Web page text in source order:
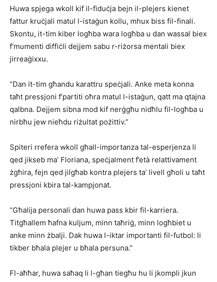
Huwa spjega wkoll kif il-fiduċja bejn il-plejers kienet
fattur kruċjali matul l-istaġun kollu, mhux biss fil-finali.
Skontu, it-tim kiber logħba wara logħba u dan wassal biex
f’mumenti diffiċli dejjem sabu r-riżorsa mentali biex
jirreaġixxu.
“Dan it-tim għandu karattru speċjali. Anke meta konna
taħt pressjoni f’partiti oħra matul l-istaġun, qatt ma qtajna
qalbna. Dejjem sibna mod kif nerġgħu nidħlu fil-logħba u
nirbħu jew nieħdu riżultat pożittiv.”
Spiteri rrefera wkoll għall-importanza tal-esperjenza li
qed jikseb ma’ Floriana, speċjalment f’età relattivament
żgħira, fejn qed jilgħab kontra plejers ta’ livell għoli u taħt
pressjoni kbira tal-kampjonat.
“Għalija personali dan huwa pass kbir fil-karriera.
Titgħallem ħafna kuljum, minn taħriġ, minn logħbiet u
anke minn żbalji. Dak huwa l-iktar importanti fil-futbol: li
tikber bħala plejer u bħala persuna.”
Fl-aħħar, huwa saħaq li l-għan tiegħu hu li jkompli jkun